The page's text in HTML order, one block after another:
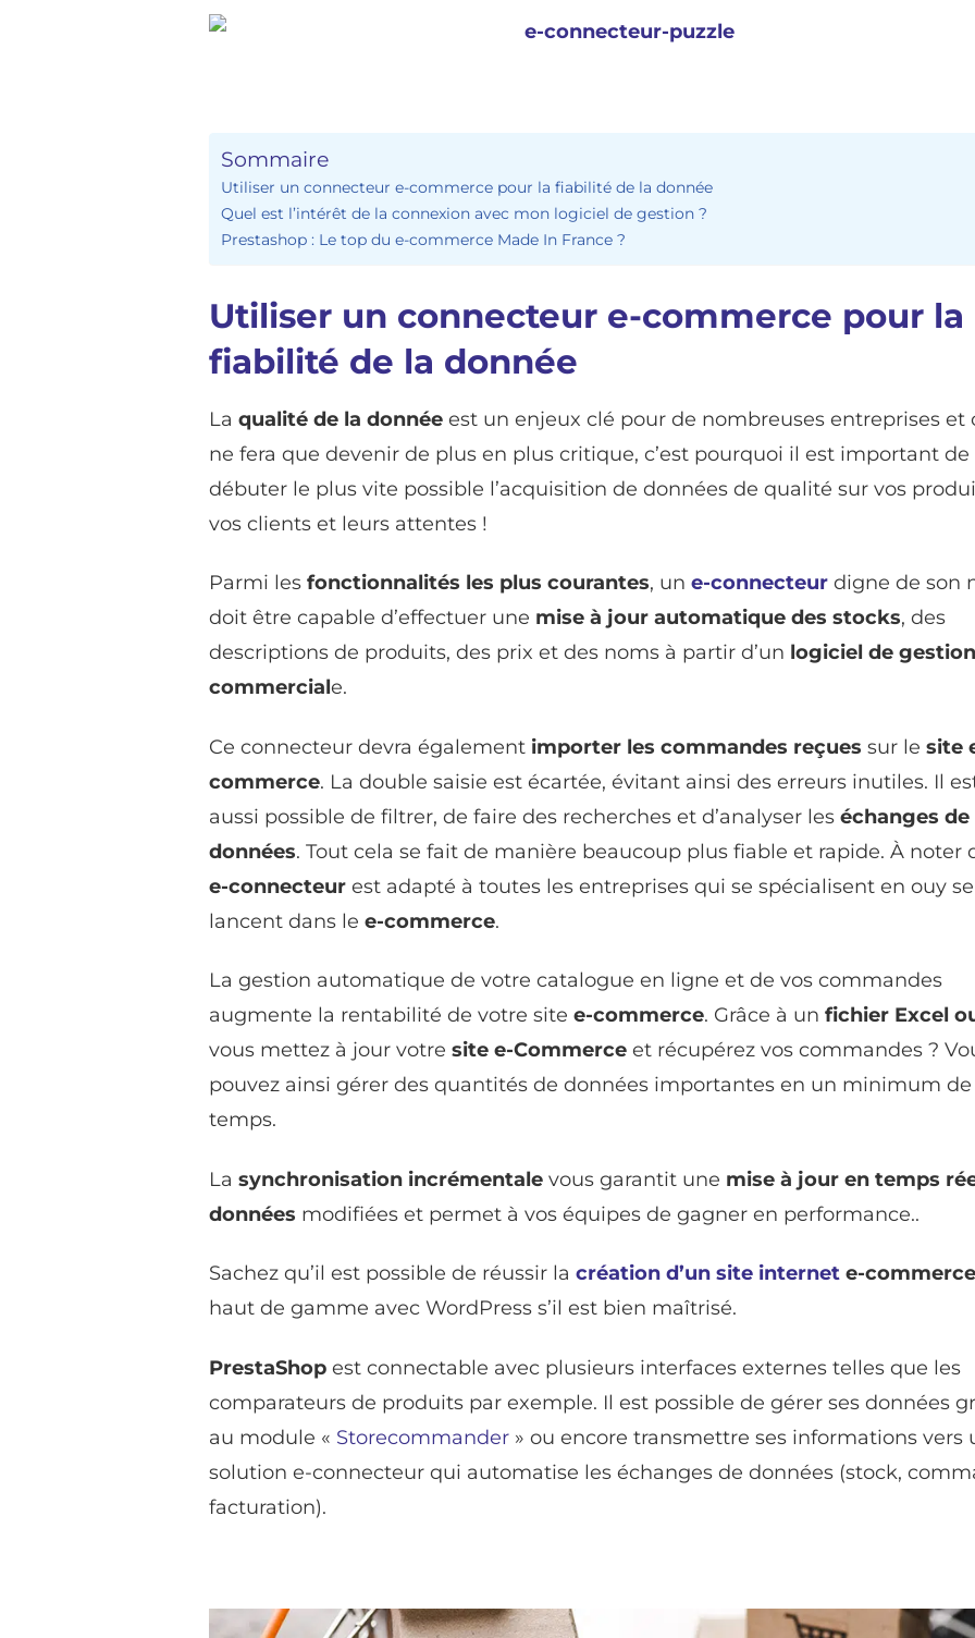
Sommaire
Utiliser un connecteur e-commerce pour la fiabilité de la donnée
Quel est l’intérêt de la connexion avec mon logiciel de gestion ?
Prestashop : Le top du e-commerce Made In France ?
Utiliser un connecteur e-commerce pour la
fiabilité de la donnée
La qualité de la donnée est un enjeux clé pour de nombreuses entreprises et
ne fera que devenir de plus en plus critique, c’est pourquoi il est important de
débuter le plus vite possible l’acquisition de données de qualité sur vos
vos clients et leurs attentes !
Parmi les fonctionnalités les plus courantes, un e-connecteur digne de son
doit être capable d’effectuer une mise à jour automatique des stocks, des
descriptions de produits, des prix et des noms à partir d’un logiciel de gestion
commerciale.
Ce connecteur devra également importer les commandes reçues sur le site
commerce. La double saisie est écartée, évitant ainsi des erreurs inutiles. Il
aussi possible de filtrer, de faire des recherches et d’analyser les échanges de
données. Tout cela se fait de manière beaucoup plus fiable et rapide. À noter
e-connecteur est adapté à toutes les entreprises qui se spécialisent en ouy se
lancent dans le e-commerce.
La gestion automatique de votre catalogue en ligne et de vos commandes
augmente la rentabilité de votre site e-commerce. Grâce à un fichier Excel
vous mettez à jour votre site e-Commerce et récupérez vos commandes ?
pouvez ainsi gérer des quantités de données importantes en un minimum de
temps.
La synchronisation incrémentale vous garantit une mise à jour en temps
données modifiées et permet à vos équipes de gagner en performance..
Sachez qu’il est possible de réussir la création d’un site internet e-commerce
haut de gamme avec WordPress s’il est bien maîtrisé.
PrestaShop est connectable avec plusieurs interfaces externes telles que les
comparateurs de produits par exemple. Il est possible de gérer ses données
au module « Storecommander » ou encore transmettre ses informations vers
solution e-connecteur qui automatise les échanges de données (stock,
facturation).